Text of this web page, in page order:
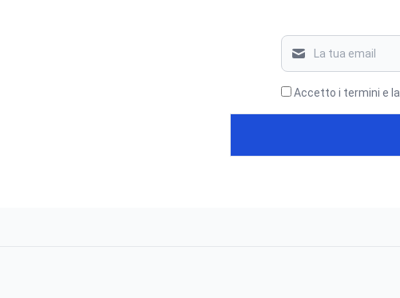
Accetto i termini e la